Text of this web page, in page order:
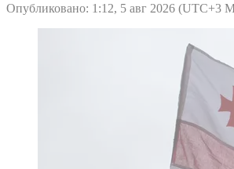
Опубликовано: 1:12, 5 авг 2026 (UTC+3